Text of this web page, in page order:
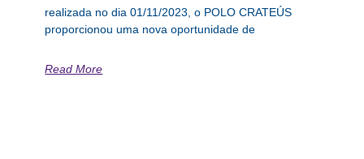
realizada no dia 01/11/2023, o POLO CRATEÚS
proporcionou uma nova oportunidade de
Read More